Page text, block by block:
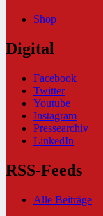
Shop
Digital
Facebook
Twitter
Youtube
Instagram
Pressearchiv
LinkedIn
RSS-Feeds
Alle Beiträge